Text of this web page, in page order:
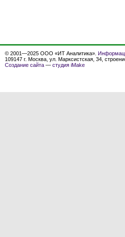
© 2001—2025 ООО «ИТ Аналитика».
109147 г. Москва, ул. Марксистская, 34,
Создание сайта — студия iMake